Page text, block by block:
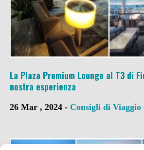
La Plaza Premium Lounge al T3 di
nostra esperienza
26 Mar , 2024 - Consigli di Viaggio